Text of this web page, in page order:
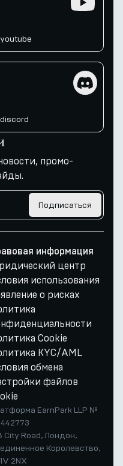
youtube
discord
промо-
Подписаться
информация
центр
использования
о рисках
Cookie
KYC/AML
обмена
файлов
EarnPark LLP №
City Road, Лондон,
Королевство,
2NX